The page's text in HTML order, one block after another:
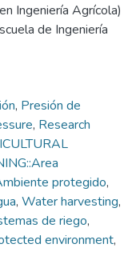
Ingeniería Agrícola)
de Ingeniería
, Presión de
, Research
protegido,
, Water harvesting,
de riego,
environment,